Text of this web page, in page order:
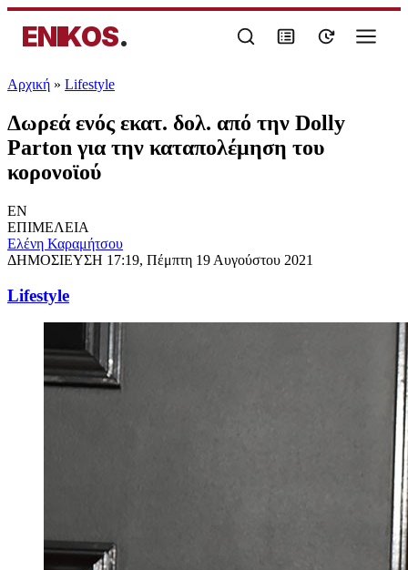
ENIKOS.
Αρχική » Lifestyle
Δωρεά ενός εκατ. δολ. από την Dolly
Parton για την καταπολέμηση του
κορονοϊού
EN
ΕΠΙΜΕΛΕΙΑ
Ελένη Καραμήτσου
ΔΗΜΟΣΙΕΥΣΗ 17:19, Πέμπτη 19 Αυγούστου 2021
Lifestyle